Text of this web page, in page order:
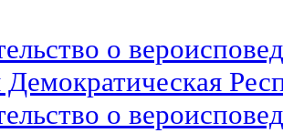
о
Демократическая
о